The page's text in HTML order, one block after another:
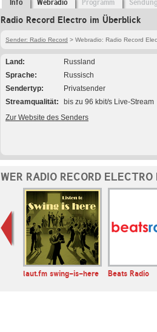
Info Webradio Programm
Radio Record Electro im Überblick
Sender: Radio Record > Webradio: Radio Record
Land
Russland
Sprache
Russisch
Sendertyp
Privatsender
Streamqualität
bis zu 96 kbit/s Live-Stream
Zur Website des Senders
WER RADIO RECORD
laut.fm swing-is-here Beats Radio